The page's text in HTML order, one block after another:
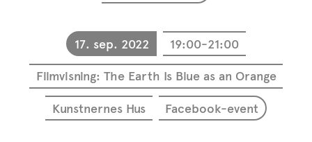
17. sep. 2022 19:00-21:00
Filmvisning: The Earth Is Blue as an Orange
Kunstnernes Hus Facebook-event